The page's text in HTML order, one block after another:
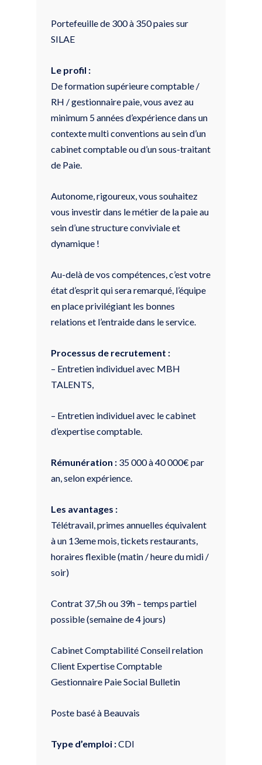
Portefeuille de 300 à 350 paies sur
SILAE
Le profil :
De formation supérieure comptable /
RH / gestionnaire paie, vous avez au
minimum 5 années d’expérience dans un
contexte multi conventions au sein d’un
cabinet comptable ou d’un sous-traitant
de Paie.
Autonome, rigoureux, vous souhaitez
vous investir dans le métier de la paie au
sein d’une structure conviviale et
dynamique !
Au-delà de vos compétences, c’est votre
état d’esprit qui sera remarqué, l’équipe
en place privilégiant les bonnes
relations et l’entraide dans le service.
Processus de recrutement :
– Entretien individuel avec MBH
TALENTS,
– Entretien individuel avec le cabinet
d’expertise comptable.
Rémunération : 35 000 à 40 000€ par
an, selon expérience.
Les avantages :
Télétravail, primes annuelles équivalent
à un 13eme mois, tickets restaurants,
horaires flexible (matin / heure du midi /
soir)
Contrat 37,5h ou 39h – temps partiel
possible (semaine de 4 jours)
Cabinet Comptabilité Conseil relation
Client Expertise Comptable
Gestionnaire Paie Social Bulletin
Poste basé à Beauvais
Type d’emploi :CDI